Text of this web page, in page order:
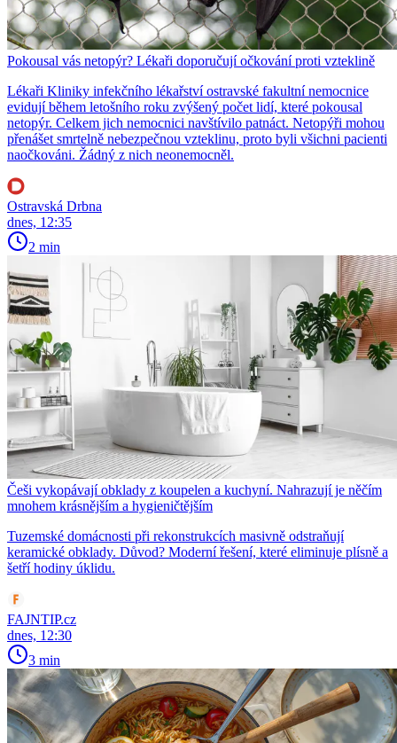
Pokousal vás netopýr? Lékaři doporučují očkování proti vzteklině
Lékaři Kliniky infekčního lékařství ostravské fakultní nemocnice
evidují během letošního roku zvýšený počet lidí, které pokousal
netopýr. Celkem jich nemocnici navštívilo patnáct. Netopýři mohou
přenášet smrtelně nebezpečnou vzteklinu, proto byli všichni pacienti
naočkováni. Žádný z nich neonemocněl.
Ostravská Drbna
dnes, 12:35
2 min
Češi vykopávají obklady z koupelen a kuchyní. Nahrazují je něčím
mnohem krásnějším a hygieničtějším
Tuzemské domácnosti při rekonstrukcích masivně odstraňují
keramické obklady. Důvod? Moderní řešení, které eliminuje plísně a
šetří hodiny úklidu.
FAJNTIP.cz
dnes, 12:30
3 min